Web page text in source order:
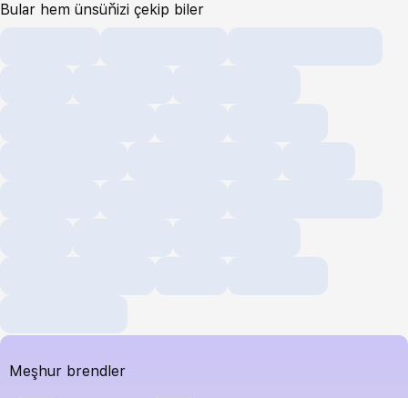
Bular hem ünsüňizi çekip biler
Meşhur brendler